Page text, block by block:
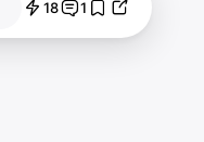
18 1